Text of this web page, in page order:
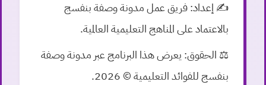
✍️ إعداد:فريق عمل مدونة وصفة بنفسج
بالاعتماد على المناهج التعليمية العالمية.
⚖️ الحقوق: يعرض هذا البرنامج عبر مدونة وصفة
بنفسج للفوائد التعليمية © 2026.